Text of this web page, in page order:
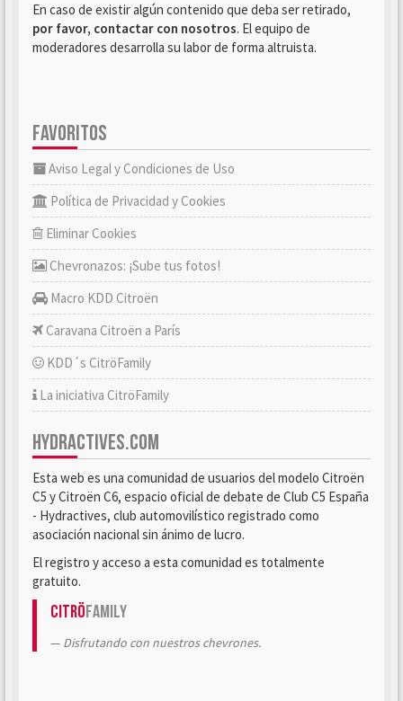
En caso de existir algún contenido que deba ser retirado,
por favor, contactar con nosotros. El equipo de
moderadores desarrolla su labor de forma altruista.
FAVORITOS
Aviso Legal y Condiciones de Uso
Política de Privacidad y Cookies
Eliminar Cookies
Chevronazos: ¡Sube tus fotos!
Macro KDD Citroën
Caravana Citroën a París
KDD´s CitröFamily
La iniciativa CitröFamily
HYDRACTIVES.COM
Esta web es una comunidad de usuarios del modelo Citroën
C5 y Citroën C6, espacio oficial de debate de Club C5 España
- Hydractives, club automovilístico registrado como
asociación nacional sin ánimo de lucro.
El registro y acceso a esta comunidad es totalmente
gratuito.
CitröFamily
Disfrutando con nuestros chevrones.